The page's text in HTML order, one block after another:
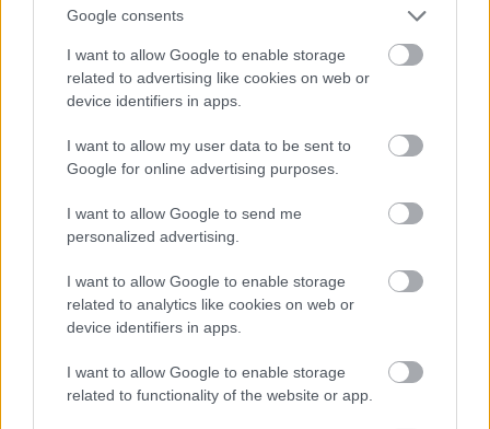
Google consents
I want to allow Google to enable storage
related to advertising like cookies on web or
device identifiers in apps.
I want to allow my user data to be sent to
Google for online advertising purposes.
I want to allow Google to send me
personalized advertising.
I want to allow Google to enable storage
related to analytics like cookies on web or
device identifiers in apps.
I want to allow Google to enable storage
related to functionality of the website or app.
2024.12.25
Több mint 2300 nehéz helyzetben élő kisgyermek kapott
személyre szóló ajándékot a Magyar Máltai Szeretetszolgálat
Csillagszóró elnevezésű karácsonyi ajándékgyűjtő akciójában.